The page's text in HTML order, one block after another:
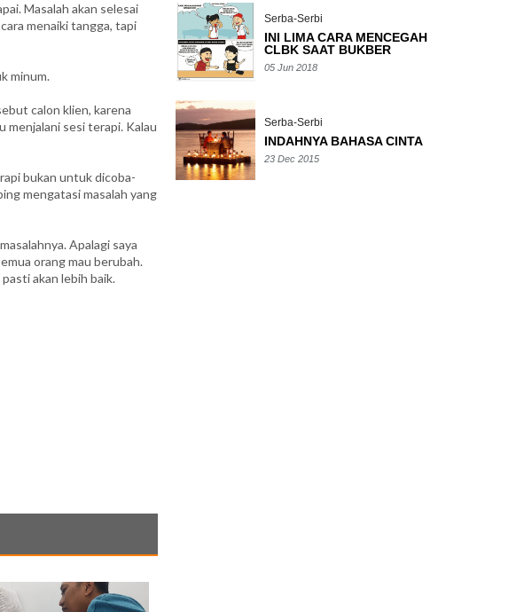
Masalah akan selesai
menaiki tangga, tapi
minum.
calon klien, karena
menjalani sesi terapi. Kalau
bukan untuk dicoba-
mengatasi masalah yang
Apalagi saya
orang mau berubah.
akan lebih baik.
Serba-Serbi
INI LIMA CARA MENCEGAH
CLBK SAAT BUKBER
05 Jun 2018
Serba-Serbi
INDAHNYA BAHASA CINTA
23 Dec 2015